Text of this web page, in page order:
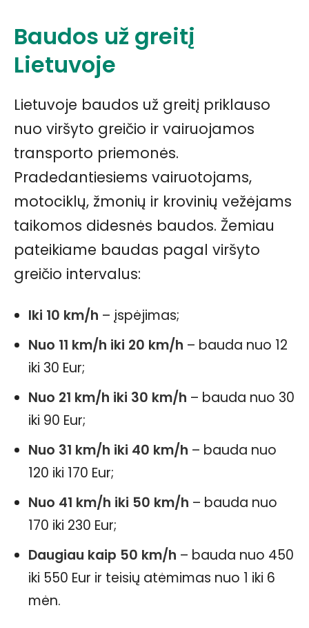
Baudos už greitį
Lietuvoje
Lietuvoje baudos už greitį priklauso
nuo viršyto greičio ir vairuojamos
transporto priemonės.
Pradedantiesiems vairuotojams,
motociklų, žmonių ir krovinių vežėjams
taikomos didesnės baudos. Žemiau
pateikiame baudas pagal viršyto
greičio intervalus:
Iki 10 km/h – įspėjimas;
Nuo 11 km/h iki 20 km/h – bauda nuo 12
iki 30 Eur;
Nuo 21 km/h iki 30 km/h – bauda nuo 30
iki 90 Eur;
Nuo 31 km/h iki 40 km/h – bauda nuo
120 iki 170 Eur;
Nuo 41 km/h iki 50 km/h – bauda nuo
170 iki 230 Eur;
Daugiau kaip 50 km/h – bauda nuo 450
iki 550 Eur ir teisių atėmimas nuo 1 iki 6
mėn.